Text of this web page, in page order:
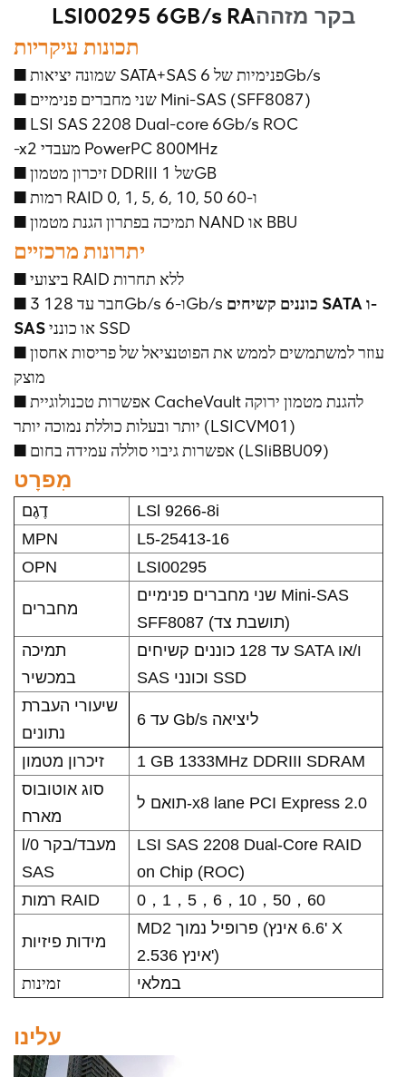
LSI00295 6GB/s RAבקר מזהה
תכונות עיקריות
■ שמונה יציאות SATA+SAS פנימיות של 6Gb/s
■ שני מחברים פנימיים Mini-SAS (SFF8087)
■ LSI SAS 2208 Dual-core 6Gb/s ROC
-x2 מעבדי PowerPC 800MHz
■ זיכרון מטמון DDRIII של 1GB
■ רמות RAID 0, 1, 5, 6, 10, 50 ו-60
■ תמיכה בפתרון הגנת מטמון NAND או BBU
יתרונות מרכזיים
■ ביצועי RAID ללא תחרות
■ חבר עד 128 3Gb/s ו-6Gb/s כוננים קשיחים SATA ו-
SAS
או כונני SSD
■ עוזר למשתמשים לממש את הפוטנציאל של פריסות אחסון
מוצק
■ אפשרות טכנולוגיית CacheVault להגנת מטמון ירוקה
יותר ובעלות כוללת נמוכה יותר (LSICVM01)
■ אפשרות גיבוי סוללה עמידה בחום (LSIiBBU09)
מִפרָט
דֶגֶם
LSl 9266-8i
MPN
L5-25413-16
OPN
LSI00295
מחברים
שני מחברים פנימיים Mini-SAS
SFF8087 (תושבת צד)
תמיכה
במכשיר
עד 128 כוננים קשיחים SATA ו/או
SAS וכונני SSD
שיעורי העברת
נתונים
עד 6 Gb/s ליציאה
זיכרון מטמון
1 GB 1333MHz DDRIII SDRAM
סוג אוטובוס
מארח
תואם ל-x8 lane PCI Express 2.0
l/0 מעבד/בקר
SAS
LSI SAS 2208 Dual-Core RAID
on Chip (ROC)
רמות RAID
0，1，5，6，10，50，60
מידות פיזיות
MD2 פרופיל נמוך (6.6 אינץ' X
2.536 אינץ')
זמינות במלאי
עלינו